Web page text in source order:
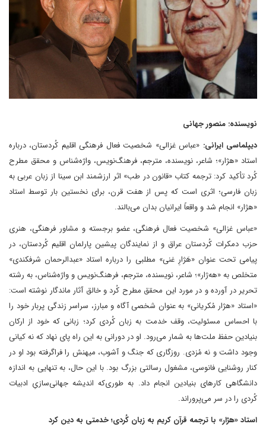
نویسنده: منصور جهانی
دیپلماسی ایرانی: «عباس غزالی» شخصیت فعال فرهنگی اقلیم کُردستان، درباره
استاد «هژار»؛ شاعر، نویسنده، مترجم، فرهنگ‌نویس، واژه‌شناس و محقق مطرح
کُرد تأکید کرد: ترجمه‌ کتاب «قانون در طب» اثر ارزشمند ابن‌ سینا از زبان عربی به
زبان فارسی؛ اثری است که پس از هفت قرن، برای نخستین‌ بار توسط استاد
«هژار» انجام شد و واقعاً ایرانیان بدان می‌بالند.
«عباس غزالی» شخصیت فعال فرهنگی، عضو برجسته و مشاور فرهنگی، هنری
حزب دمکرات کُردستان عراق و از نمایندگان پیشین پارلمان اقلیم کُردستان، در
پیامی تحت عنوان «هَژارِ غنی» مطلبی را درباره استاد «عبدالرحمان شرفکندی»
متخلص به «هه‌ژار»؛ شاعر، نویسنده، مترجم، فرهنگ‌نویس و واژه‌شناس، به رشته
تحریر در آورده و در مورد این محقق مطرح کُرد و خالق آثار ماندگار نوشته است:
«استاد «هژار مُکریانی» به عنوان شخصی آگاه و مبارز، سراسر زندگی پربار خود را
با احساس مسئولیت، وقف خدمت به زبان کُردی کرد؛ زبانی که خود از ارکان
بنیادین حفظ ملت‌ها به‌ شمار می‌رود. او در دورانی به این راه پای نهاد که نه کیانی
وجود داشت و نه مُزدی. روزگاری که جنگ و آشوب، میهنش را فراگرفته بود او در
کنار روشنایی فانوسی، مشغول رسالتی بزرگ بود. با این حال، به‌ تنهایی به اندازه
دانشگاهی کارهای بنیادین انجام داد. به طوری‌که اندیشه‌ جهانی‌سازیِ ادبیات
کُردی را در سر می‌پروراند.
استاد «هژار» با ترجمه‌ قرآن کریم به زبان کُردی؛ خدمتی به دین کرد